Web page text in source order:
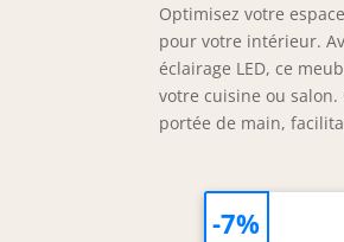
Optimisez votre
pour votre intérieur.
éclairage LED, ce
votre cuisine ou
portée de main,
-7%